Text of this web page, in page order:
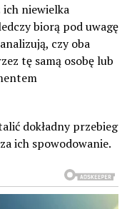
ich niewielka
biorą pod uwagę
czy oba
tę samą osobę lub
dokładny przebieg
ich spowodowanie.